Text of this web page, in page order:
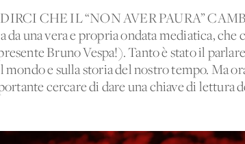
CHE IL “NON AVER PAURA”
da una vera e propria ondata mediatica, che
Bruno Vespa!). Tanto è stato il
e sulla storia del nostro tempo. Ma
cercare di dare una chiave di lettura